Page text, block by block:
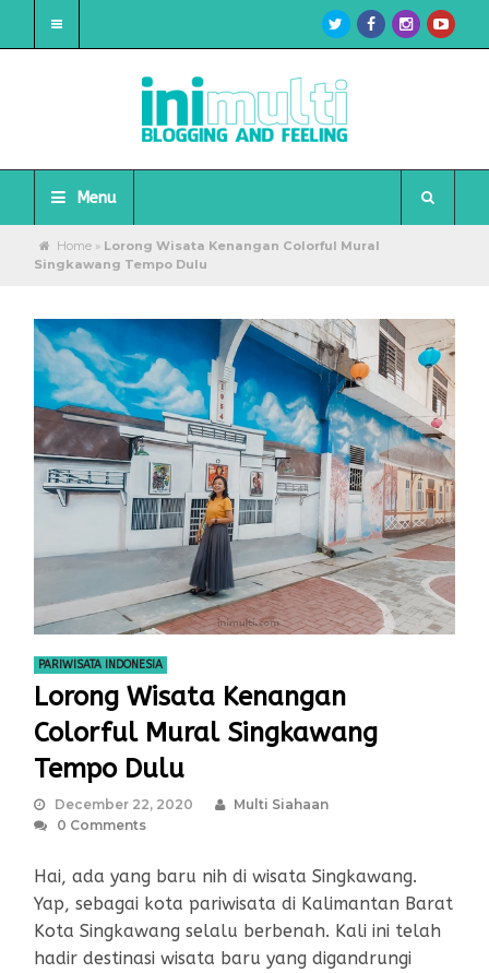
Menu
Home» Lorong Wisata Kenangan Colorful Mural
Singkawang Tempo Dulu
PARIWISATA INDONESIA
Lorong Wisata Kenangan
Colorful Mural Singkawang
Tempo Dulu
December 22, 2020
Multi Siahaan
0 Comments
Hai, ada yang baru nih di wisata Singkawang.
Yap, sebagai kota pariwisata di Kalimantan Barat
Kota Singkawang selalu berbenah. Kali ini telah
hadir destinasi wisata baru yang digandrungi